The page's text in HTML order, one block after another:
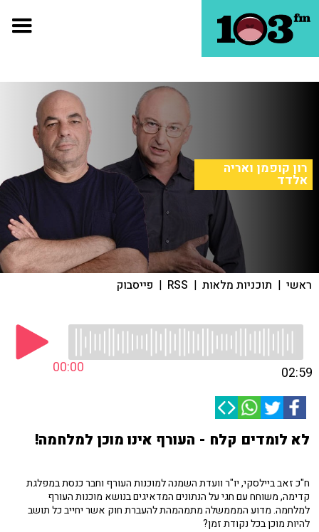
רון קופמן ואריה
אלדד
ראשי | תוכניות מלאות |
RSS
| פייסבוק
00:00 02:59
לא לומדים קלח - העורף אינו מוכן למלחמה!
ח"כ זאב ביילסקי, יו"ר וועדת השמנה למוכנות העורף וחבר כנסת במפלגת
קדימה, משוחח עם חגי על הנתונים המדאיגים בנושא מוכנות העורף
למלחמה. מדוע המממשלה מתמהמהת להעברת חוק אשר יחייב כל תושב
להיות מוכן בכל נקודת זמן?